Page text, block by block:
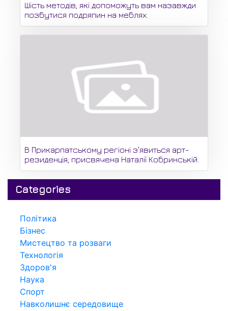
Шість методів, які допоможуть вам назавжди
позбутися подряпин на меблях.
В Прикарпатському регіоні з'явиться арт-
резиденція, присвячена Наталії Кобринській.
Categories
Політика
Бізнес
Мистецтво та розваги
Технологія
Здоров'я
Наука
Спорт
Навколишнє середовище